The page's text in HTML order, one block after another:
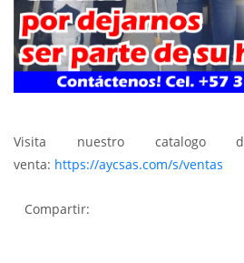
Visita nuestro catalogo
venta: https://aycsas.com/s/ventas
Compartir: